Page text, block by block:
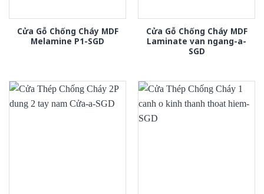
Cửa Gỗ Chống Cháy MDF
Melamine P1-SGD
Cửa Gỗ Chống Cháy MDF
Laminate van ngang-a-
SGD